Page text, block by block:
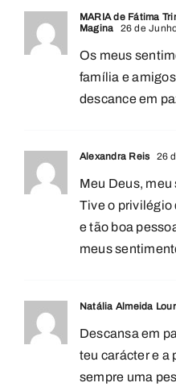
MARIA de Fátima
Magina
26 de
Os meus
família e
descance em
Alexandra Reis 26
Meu Deus,
Tive o privilégio
e tão boa
meus
Natália Almeida
Descansa em
teu carácter e a
sempre uma